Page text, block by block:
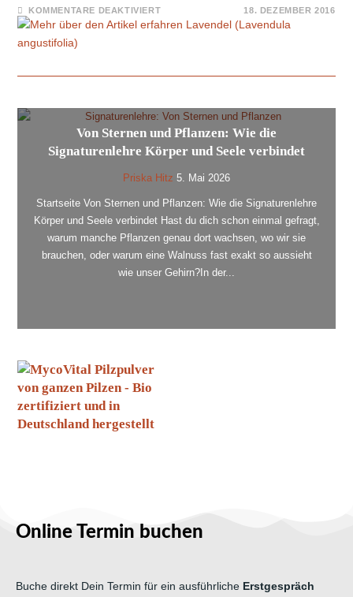
KOMMENTARE DEAKTIVIERT 18. DEZEMBER 2016
Von Sternen und Pflanzen: Wie die
Signaturenlehre Körper und Seele verbindet
Priska Hitz 5. Mai 2026
Startseite Von Sternen und Pflanzen: Wie die Signaturenlehre
Körper und Seele verbindet Hast du dich schon einmal gefragt,
warum manche Pflanzen genau dort wachsen, wo wir sie
brauchen, oder warum eine Walnuss fast exakt so aussieht
wie unser Gehirn?In der...
Online Termin buchen
Buche direkt Dein Termin für ein ausführliche Erstgespräch